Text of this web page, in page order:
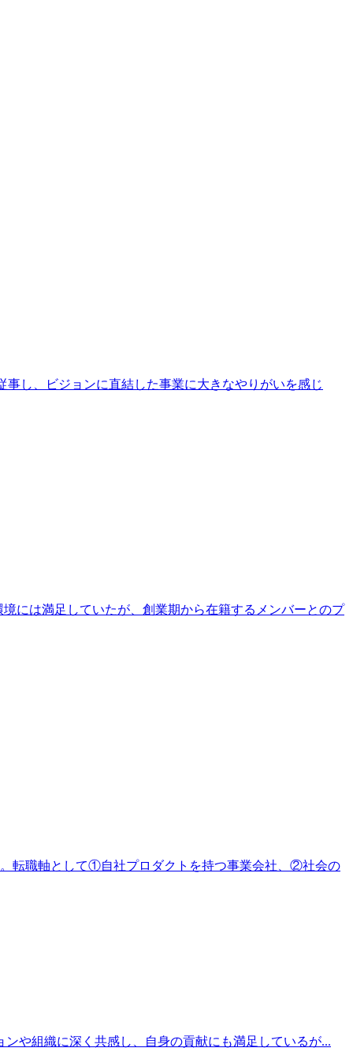
し、ビジョンに直結した事業に大きなやりがいを感じ
には満足していたが、創業期から在籍するメンバーとのプ
転職軸として①自社プロダクトを持つ事業会社、②社会の
や組織に深く共感し、自身の貢献にも満足しているが...